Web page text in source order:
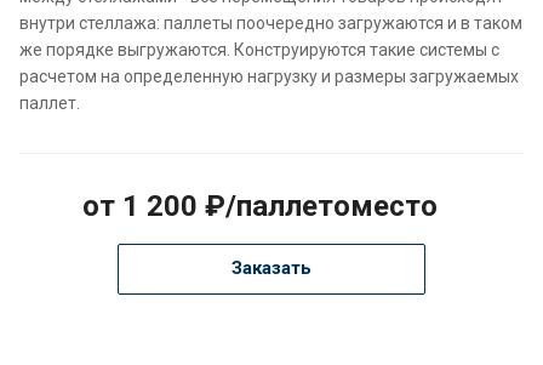
внутри стеллажа: паллеты поочередно загружаются и в таком
же порядке выгружаются. Конструируются такие системы с
расчетом на определенную нагрузку и размеры загружаемых
паллет.
от 1 200 ₽/паллетоместо
Заказать